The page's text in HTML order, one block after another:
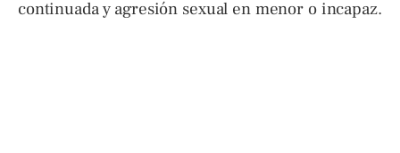
continuada y agresión sexual en menor o incapaz.